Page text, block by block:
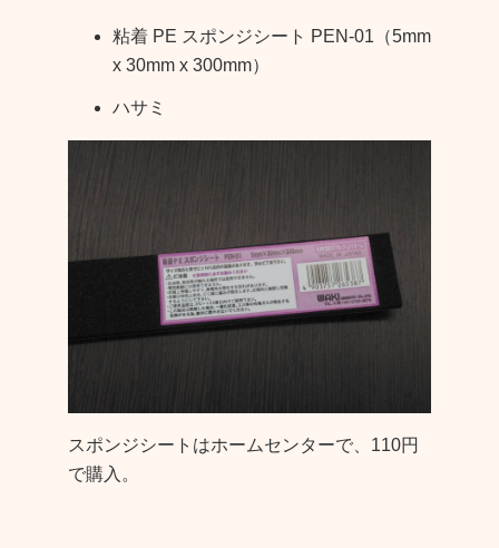
粘着 PE スポンジシート PEN-01（5mm
x 30mm x 300mm）
ハサミ
スポンジシートはホームセンターで、110円
で購入。